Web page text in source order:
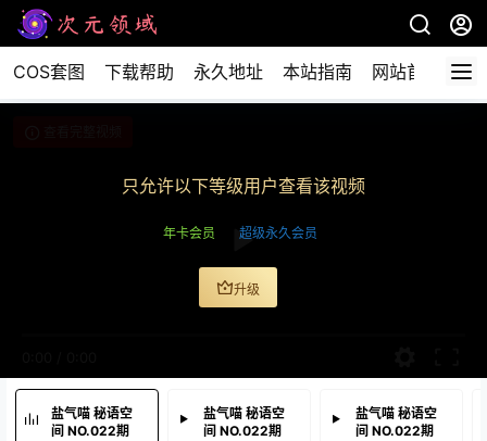
COS套图 下载帮助 永久地址 本站指南 网站首页
只允许以下等级用户查看该视频
年卡会员 超级永久会员
升级
盐气喵 秘语空
间 NO.022期
盐气喵 秘语空
间 NO.022期
盐气喵 秘语空
间 NO.022期